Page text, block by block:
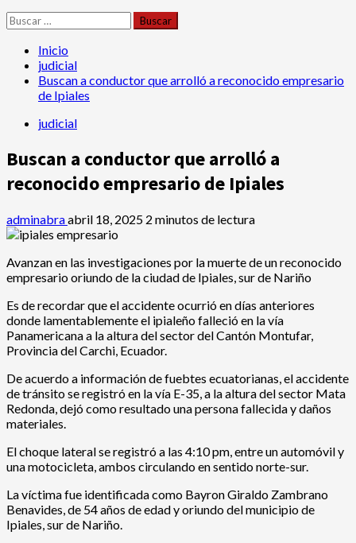
Buscar:
Inicio
judicial
Buscan a conductor que arrolló a reconocido empresario
de Ipiales
judicial
Buscan a conductor que arrolló a
reconocido empresario de Ipiales
adminabraabril 18, 2025 2 minutos de lectura
Avanzan en las investigaciones por la muerte de un reconocido
empresario oriundo de la ciudad de Ipiales, sur de Nariño
Es de recordar que el accidente ocurrió en días anteriores
donde lamentablemente el ipialeño falleció en la vía
Panamericana a la altura del sector del Cantón Montufar,
Provincia del Carchi, Ecuador.
De acuerdo a información de fuebtes ecuatorianas, el accidente
de tránsito se registró en la vía E-35, a la altura del sector Mata
Redonda, dejó como resultado una persona fallecida y daños
materiales.
El choque lateral se registró a las 4:10 pm, entre un automóvil y
una motocicleta, ambos circulando en sentido norte-sur.
La víctima fue identificada como Bayron Giraldo Zambrano
Benavides, de 54 años de edad y oriundo del municipio de
Ipiales, sur de Nariño.